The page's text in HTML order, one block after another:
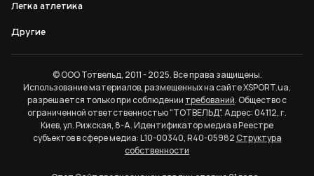
Легка атлетика
Другие
© ООО Тотвельд, 2011 - 2025. Все права защищены.
Использование материалов, размещенных на сайте XSPORT.ua,
разрешается только при соблюдении требований. Общество с
ограниченной ответственностью "ТОТВЕЛЬД". Адрес: 04112, г.
Киев, ул. Рижская, 8-А. Идентификатор медиа в Реестре
субъектов в сфере медиа: L10-00340, R40-05982Структура
собственности